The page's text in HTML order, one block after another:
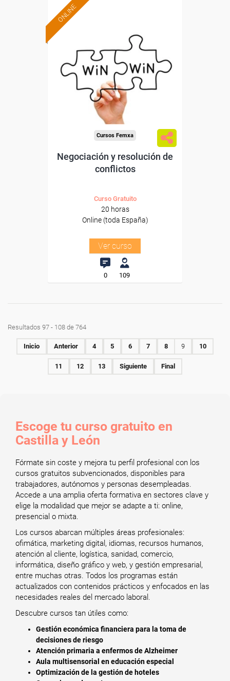
ONLINE
subvencionada.
Para desempleados,
trabajadores y autónomos.
Sector
-Otros Servicios.
Cursos Femxa
Negociación y resolución de
conflictos
Curso Gratuito
20 horas
Online (toda España)
Ver curso
0 109
Resultados 97 - 108 de 764
Inicio Anterior 4 5 6 7 8 9 10
11 12 13 Siguiente Final
Escoge tu curso gratuito en
Castilla y León
Fórmate sin coste y mejora tu perfil profesional con los
cursos gratuitos subvencionados, disponibles para
trabajadores, autónomos y personas desempleadas.
Accede a una amplia oferta formativa en sectores clave y
elige la modalidad que mejor se adapte a ti: online,
presencial o mixta.
Los cursos abarcan múltiples áreas profesionales:
ofimática, marketing digital, idiomas, recursos humanos,
atención al cliente, logística, sanidad, comercio,
informática, diseño gráfico y web, y gestión empresarial,
entre muchas otras. Todos los programas están
actualizados con contenidos prácticos y enfocados en las
necesidades reales del mercado laboral.
Descubre cursos tan útiles como:
Gestión económica financiera para la toma de
decisiones de riesgo
Atención primaria a enfermos de Alzheimer
Aula multisensorial en educación especial
Optimización de la gestión de hoteles